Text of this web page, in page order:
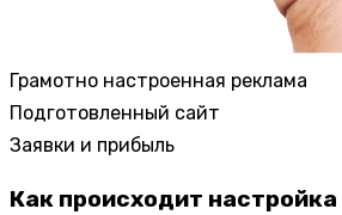
Грамотно настроенная реклама
Подготовленный сайт
Заявки и прибыль
Как происходит